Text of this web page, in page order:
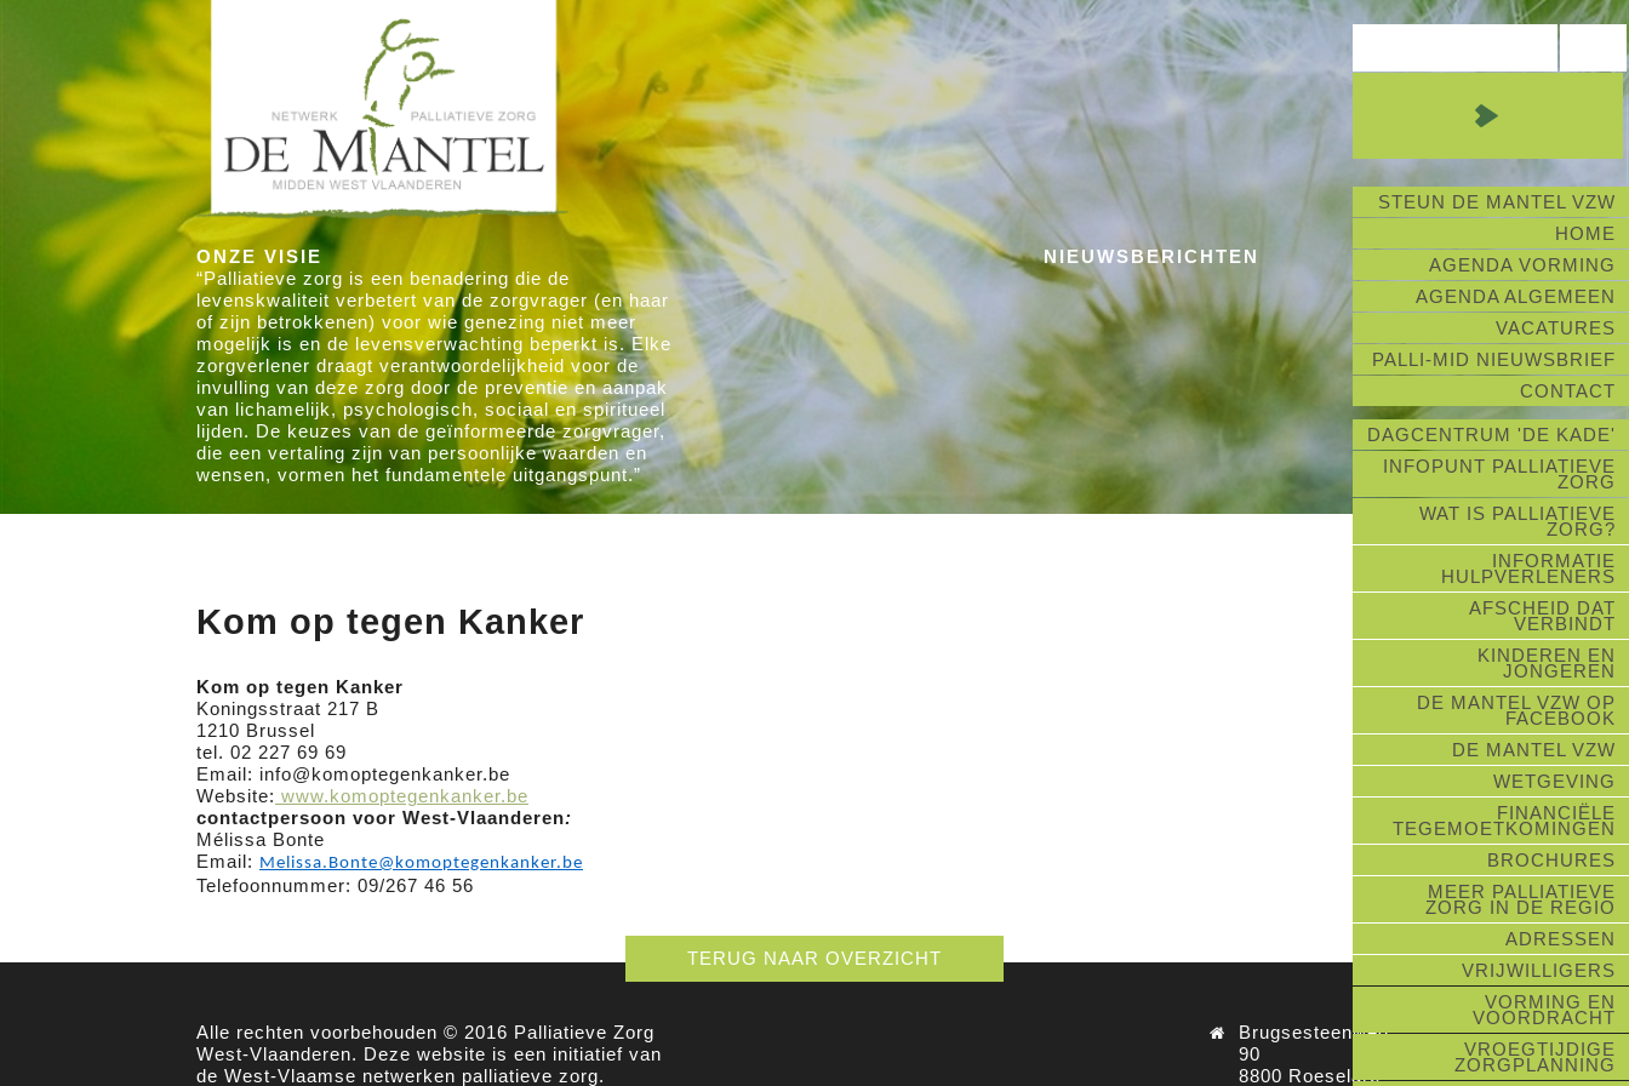
STEUN DE MANTEL VZW
HOME
AGENDA VORMING
AGENDA ALGEMEEN
VACATURES
PALLI-MID NIEUWSBRIEF
CONTACT
DAGCENTRUM 'DE KADE'
INFOPUNT PALLIATIEVE
ZORG
WAT IS PALLIATIEVE
ZORG?
INFORMATIE
HULPVERLENERS
AFSCHEID DAT
VERBINDT
KINDEREN EN
JONGEREN
DE MANTEL VZW OP
FACEBOOK
DE MANTEL VZW
WETGEVING
FINANCIËLE
TEGEMOETKOMINGEN
BROCHURES
MEER PALLIATIEVE
ZORG IN DE REGIO
ADRESSEN
VRIJWILLIGERS
VORMING EN
VOORDRACHT
VROEGTIJDIGE
ZORGPLANNING
ONZE VISIE
“Palliatieve zorg is een benadering die de
levenskwaliteit verbetert van de zorgvrager (en haar
of zijn betrokkenen) voor wie genezing niet meer
mogelijk is en de levensverwachting beperkt is. Elke
zorgverlener draagt verantwoordelijkheid voor de
invulling van deze zorg door de preventie en aanpak
van lichamelijk, psychologisch, sociaal en spiritueel
lijden. De keuzes van de geïnformeerde zorgvrager,
die een vertaling zijn van persoonlijke waarden en
wensen, vormen het fundamentele uitgangspunt.”
NIEUWSBERICHTEN
Kom op tegen Kanker
Kom op tegen Kanker
Koningsstraat 217 B
1210 Brussel
tel. 02 227 69 69
Email: info@komoptegenkanker.be
Website: www.komoptegenkanker.be
contactpersoon voor West-Vlaanderen:
Mélissa Bonte
Email: Melissa.Bonte@komoptegenkanker.be
Telefoonnummer: 09/267 46 56
TERUG NAAR OVERZICHT
Alle rechten voorbehouden © 2016 Palliatieve Zorg
West-Vlaanderen. Deze website is een initiatief van
de West-Vlaamse netwerken palliatieve zorg.
Brugsesteenweg
90
8800 Roeselare